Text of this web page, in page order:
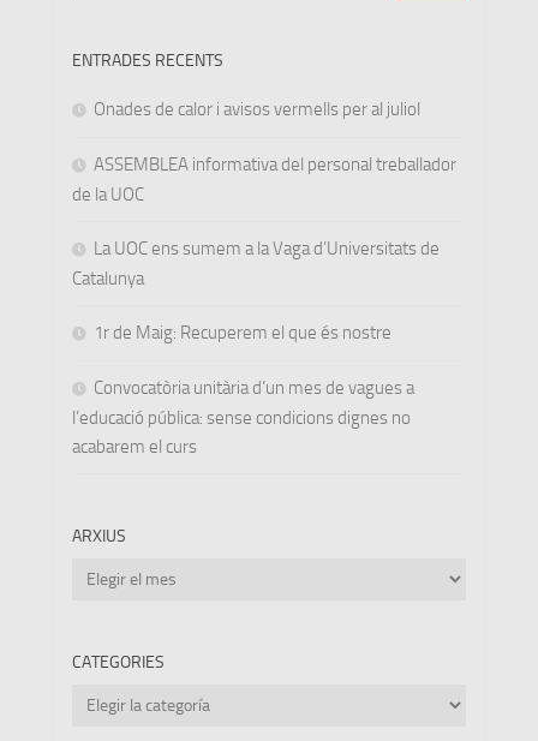
ENTRADES RECENTS
Onades de calor i avisos vermells per al juliol
ASSEMBLEA informativa del personal treballador
de la UOC
La UOC ens sumem a la Vaga d’Universitats de
Catalunya
1r de Maig: Recuperem el que és nostre
Convocatòria unitària d’un mes de vagues a
l’educació pública: sense condicions dignes no
acabarem el curs
ARXIUS
Arxius
CATEGORIES
Categories